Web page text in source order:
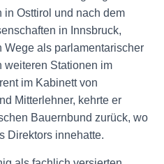
Osttirol und nach dem
in Innsbruck,
als parlamentarischer
weiteren Stationen im
im Kabinett von
Mitterlehner, kehrte er
Bauernbund zurück, wo
Direktors innehatte.